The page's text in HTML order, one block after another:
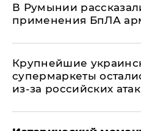
В Румынии
применения БпЛА
Крупнейшие
супермаркеты
из-за российских атак